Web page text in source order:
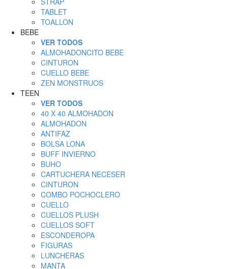
TABLET
TOALLON
BEBE
VER TODOS
ALMOHADONCITO BEBE
CINTURON
CUELLO BEBE
ZEN MONSTRUOS
TEEN
VER TODOS
40 X 40 ALMOHADON
ALMOHADON
ANTIFAZ
BOLSA LONA
BUFF INVIERNO
BUHO
CARTUCHERA NECESER
CINTURON
COMBO POCHOCLERO
CUELLO
CUELLOS PLUSH
CUELLOS SOFT
ESCONDEROPA
FIGURAS
LUNCHERAS
MANTA